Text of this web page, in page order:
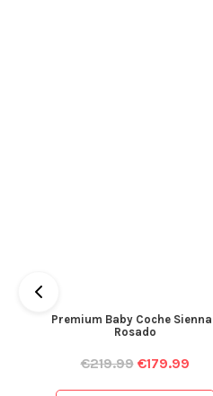
Premium Baby Coche Sienna |
Rosado
€219.99 €179.99